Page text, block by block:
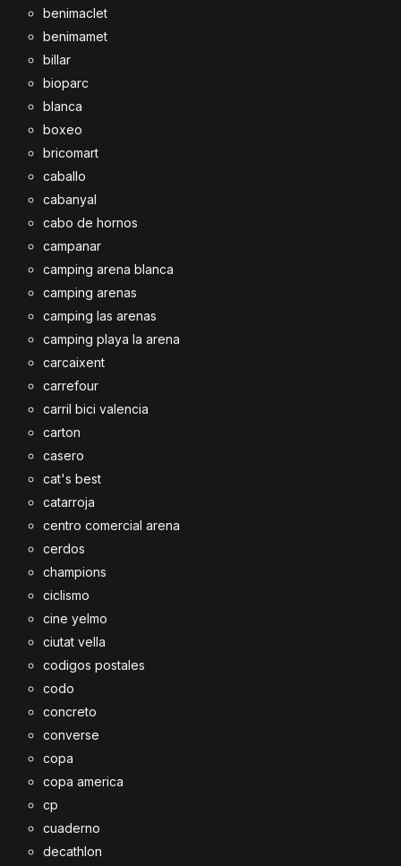
benimaclet
benimamet
billar
bioparc
blanca
boxeo
bricomart
caballo
cabanyal
cabo de hornos
campanar
camping arena blanca
camping arenas
camping las arenas
camping playa la arena
carcaixent
carrefour
carril bici valencia
carton
casero
cat's best
catarroja
centro comercial arena
cerdos
champions
ciclismo
cine yelmo
ciutat vella
codigos postales
codo
concreto
converse
copa
copa america
cp
cuaderno
decathlon